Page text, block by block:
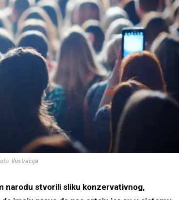
Ilustracija
narodu stvorili sliku konzervativnog,